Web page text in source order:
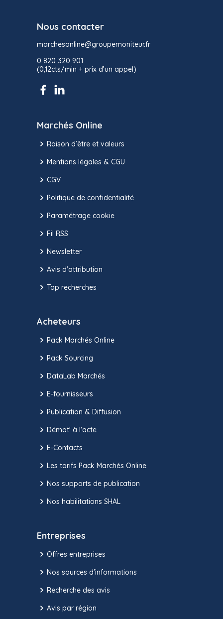
Nous contacter
marchesonline@groupemoniteur.fr
0 820 320 901
(0,12cts/min + prix d’un appel)
Marchés Online
Raison d’être et valeurs
Mentions légales & CGU
CGV
Politique de confidentialité
Paramétrage cookie
Fil RSS
Newsletter
Avis d'attribution
Top recherches
Acheteurs
Pack Marchés Online
Pack Sourcing
DataLab Marchés
E-fournisseurs
Publication & Diffusion
Démat' à l'acte
E-Contacts
Les tarifs Pack Marchés Online
Nos supports de publication
Nos habilitations SHAL
Entreprises
Offres entreprises
Nos sources d'informations
Recherche des avis
Avis par région